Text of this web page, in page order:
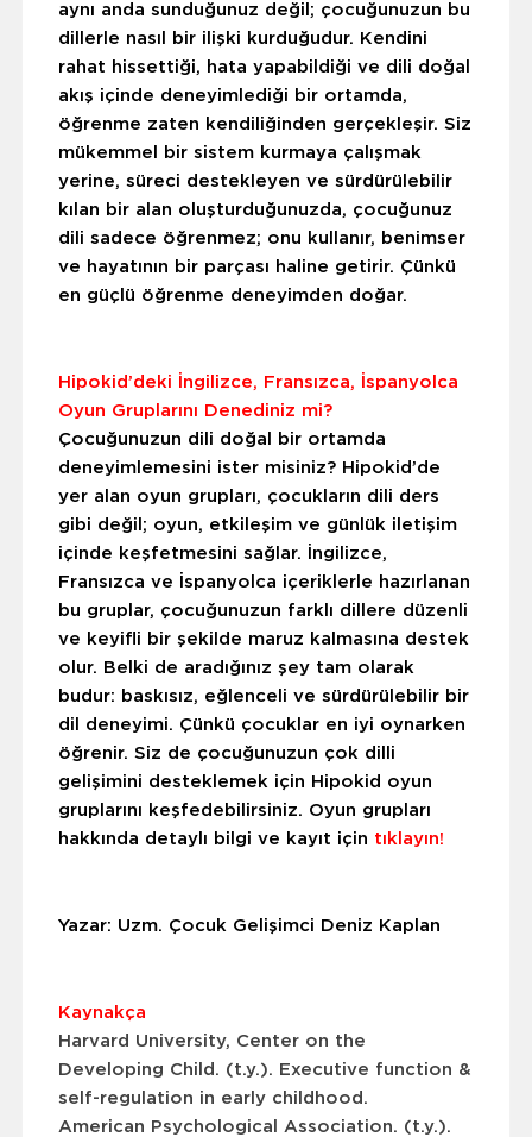
aynı anda sunduğunuz değil; çocuğunuzun bu
dillerle nasıl bir ilişki kurduğudur. Kendini
rahat hissettiği, hata yapabildiği ve dili doğal
akış içinde deneyimlediği bir ortamda,
öğrenme zaten kendiliğinden gerçekleşir. Siz
mükemmel bir sistem kurmaya çalışmak
yerine, süreci destekleyen ve sürdürülebilir
kılan bir alan oluşturduğunuzda, çocuğunuz
dili sadece öğrenmez; onu kullanır, benimser
ve hayatının bir parçası haline getirir. Çünkü
en güçlü öğrenme deneyimden doğar.
Hipokid’deki İngilizce, Fransızca, İspanyolca
Oyun Gruplarını Denediniz mi?
Çocuğunuzun dili doğal bir ortamda
deneyimlemesini ister misiniz? Hipokid’de
yer alan oyun grupları, çocukların dili ders
gibi değil; oyun, etkileşim ve günlük iletişim
içinde keşfetmesini sağlar. İngilizce,
Fransızca ve İspanyolca içeriklerle hazırlanan
bu gruplar, çocuğunuzun farklı dillere düzenli
ve keyifli bir şekilde maruz kalmasına destek
olur. Belki de aradığınız şey tam olarak
budur: baskısız, eğlenceli ve sürdürülebilir bir
dil deneyimi. Çünkü çocuklar en iyi oynarken
öğrenir. Siz de çocuğunuzun çok dilli
gelişimini desteklemek için Hipokid oyun
gruplarını keşfedebilirsiniz. Oyun grupları
hakkında detaylı bilgi ve kayıt için tıklayın!
Yazar: Uzm. Çocuk Gelişimci Deniz Kaplan
Kaynakça
Harvard University, Center on the
Developing Child. (t.y.). Executive function &
self-regulation in early childhood .
American Psychological Association. (t.y.).